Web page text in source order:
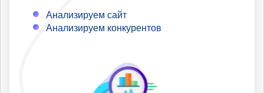
Анализируем сайт
Анализируем конкурентов